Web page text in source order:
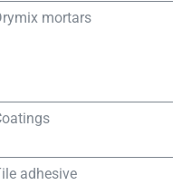
mortars
adhesive